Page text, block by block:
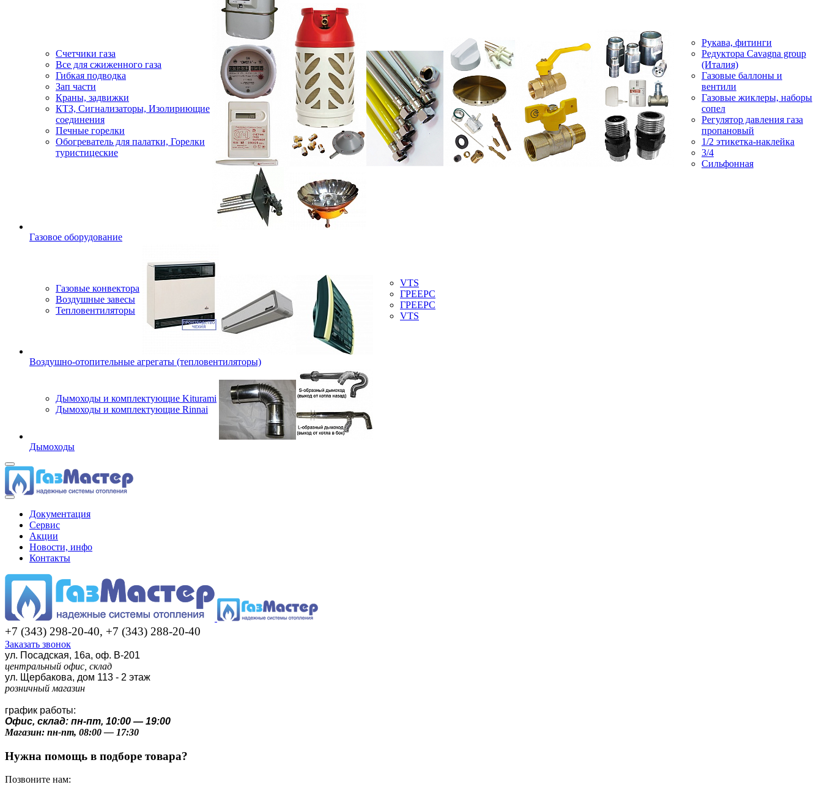
Счетчики газа
Все для сжиженного газа
Гибкая подводка
Зап части
Краны, задвижки
КТЗ, Сигнализаторы, Изолириющие
соединения
Печные горелки
Обогреватель для палатки, Горелки
туристицеские
Рукава, фитинги
Редуктора Cavagna group
(Италия)
Газовые баллоны и
вентили
Газовые жиклеры, наборы
сопел
Регулятор давления газа
пропановый
1/2 этикетка-наклейка
3/4
Сильфонная
Газовое оборудование
Газовые конвектора
Воздушные завесы
Тепловентиляторы
VTS
ГРЕЕРС
ГРЕЕРС
VTS
Воздушно-отопительные агрегаты (тепловентиляторы)
Дымоходы и комплектующие Kiturami
Дымоходы и комплектующие Rinnai
Дымоходы
Документация
Сервис
Акции
Новости, инфо
Контакты
+7 (343) 298-20-40, +7 (343) 288-20-40
Заказать звонок
ул. Посадская, 16а, оф. В-201
центральный офис, склад
ул. Щербакова, дом 113 - 2 этаж
розничный магазин
график работы:
Офис, склад: пн-пт, 10:00 — 19:00
Магазин: пн-пт, 08:00 — 17:30
Нужна помощь в подборе товара?
Позвоните нам: